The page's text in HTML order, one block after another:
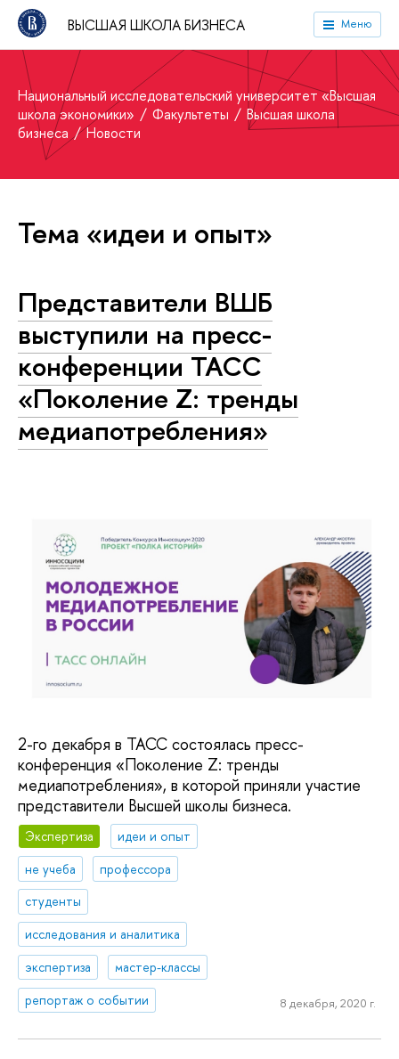
ВЫСШАЯ ШКОЛА БИЗНЕСА Меню
Национальный исследовательский университет «Высшая
школа экономики»
Факультеты
Высшая школа
бизнеса
Новости
Тема «идеи и опыт»
Представители ВШБ
выступили на пресс-
конференции ТАСС
«Поколение Z: тренды
медиапотребления»
2-го декабря в ТАСС состоялась пресс-
конференция «Поколение Z: тренды
медиапотребления», в которой приняли участие
представители Высшей школы бизнеса.
Экспертиза
идеи и опыт
не учеба
профессора
студенты
исследования и аналитика
экспертиза
мастер-классы
репортаж о событии
8 декабря, 2020 г.